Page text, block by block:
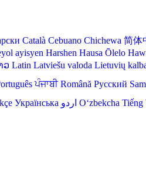
Català Cebuano Chichewa 简体
ayisyen Harshen Hausa Ōlelo
ວ Latin Latviešu valoda Lietuvių
ਪੰਜਾਬੀ Română Русский
Українська اردو O‘zbekcha Tiếng